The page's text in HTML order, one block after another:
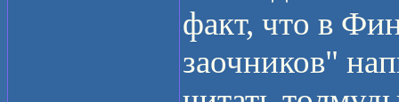
факт, что в
заочников"